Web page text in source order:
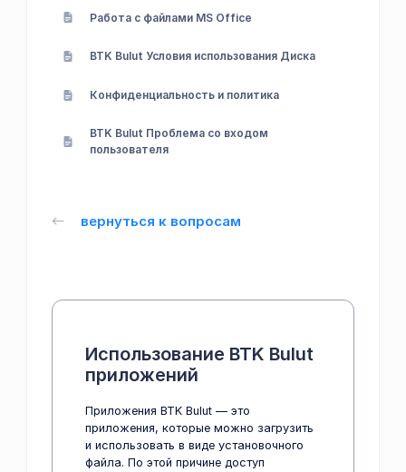
Работа с файлами MS Office
BTK Bulut Условия использования Диска
Конфиденциальность и политика
BTK Bulut Проблема со входом
пользователя
вернуться к вопросам
Использование BTK Bulut
приложений
Приложения BTK Bulut — это
приложения, которые можно загрузить
и использовать в виде установочного
файла. По этой причине доступ